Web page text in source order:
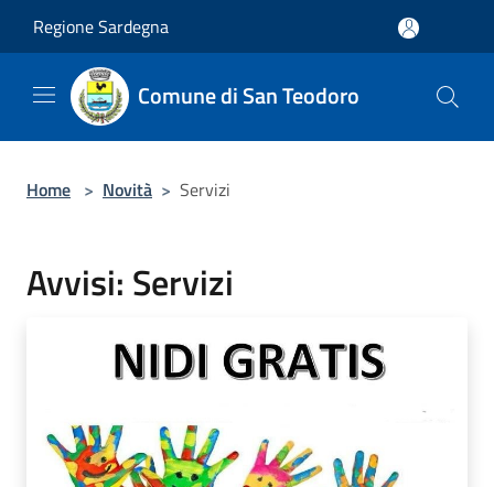
Regione Sardegna
Comune di San Teodoro
Home > Novità > Servizi
Avvisi: Servizi